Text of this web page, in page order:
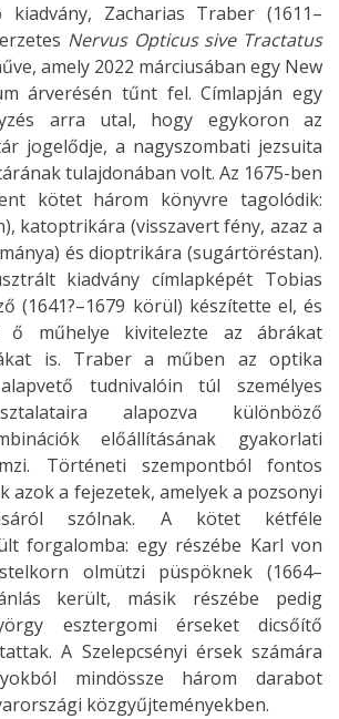
Zacharias Traber (1611–
Nervus Opticus sive Tractatus
amely 2022 márciusában egy New
árverésén tűnt fel. Címlapján egy
arra utal, hogy egykoron az
jogelődje, a nagyszombati jezsuita
tulajdonában volt. Az 1675-ben
kötet három könyvre tagolódik:
katoptrikára (visszavert fény, azaz a
és dioptrikára (sugártöréstan).
kiadvány címlapképét Tobias
(1641?–1679 körül) készítette el, és
ő műhelye kivitelezte az ábrákat
is. Traber a műben az optika
tudnivalóin túl személyes
alapozva különböző
előállításának gyakorlati
Történeti szempontból fontos
azok a fejezetek, amelyek a pozsonyi
szólnak. A kötet kétféle
forgalomba: egy részébe Karl von
olmützi püspöknek (1664–
került, másik részébe pedig
esztergomi érseket dicsőítő
A Szelepcsényi érsek számára
mindössze három darabot
közgyűjteményekben.